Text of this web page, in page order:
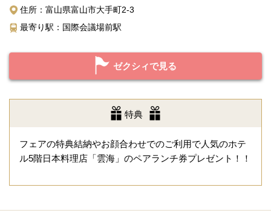
住所：富山県富山市大手町2-3
最寄り駅：国際会議場前駅
ゼクシィで見る
特典
フェアの特典結納やお顔合わせでのご利用で人気のホテ
ル5階日本料理店「雲海」のペアランチ券プレゼント！！